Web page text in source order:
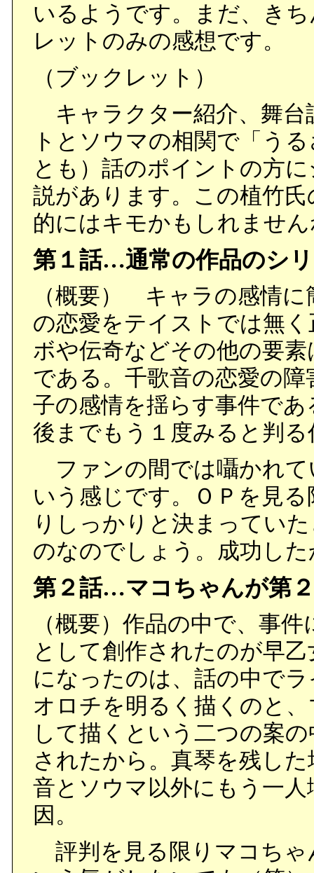
いるようです。まだ、き
レットのみの感想です。
（ブックレット）
キャラクター紹介、舞台
トとソウマの相関で「う
とも）話のポイントの方
説があります。この植竹
的にはキモかもしれませ
第１話…通常の作品のシ
（概要） キャラの感情に
の恋愛をテイストでは無
ボや伝奇などその他の要
である。千歌音の恋愛の
子の感情を揺らす事件で
後までもう１度みると判る
ファンの間では囁かれて
いう感じです。ＯＰを見
りしっかりと決まってい
のなのでしょう。成功し
第２話…マコちゃんが第
（概要）作品の中で、事
として創作されたのが早
になったのは、話の中で
オロチを明るく描くのと
して描くという二つの案
されたから。真琴を残し
音とソウマ以外にもう一
因。
評判を見る限りマコちゃ